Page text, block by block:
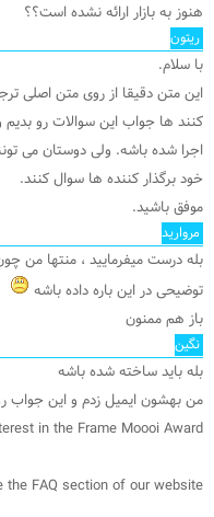
هنوز به بازار ارائه نشده است؟؟
ریتون
با سلام.
این متن دقیقا از روی متن اصلی
کنند ها جواب این سوالات رو بدیم
اجرا شده باشه. ولی دوستان می
خود برگذار کننده ها سوال کنند.
موفق باشید.
مروارید
بله درست میفرمایید ، منتها من
توضیحی در این باره داده باشه
باز هم ممنون
نگین
بله باید ساخته شده باشه
من بهشون ایمیل زدم و این جواب
in the Frame Moooi Award.
the FAQ section of our website: